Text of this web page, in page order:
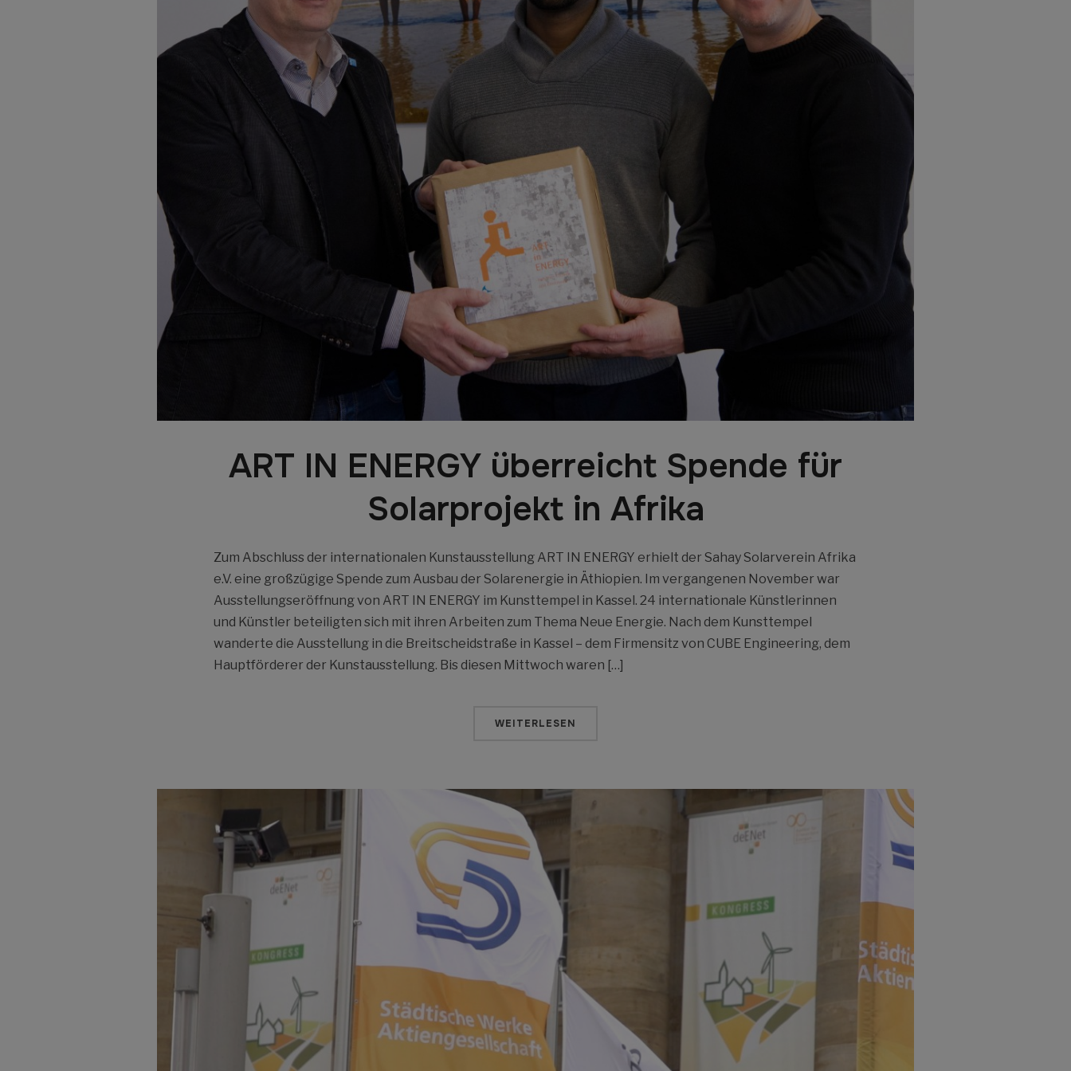
ART IN ENERGY überreicht Spende für
Solarprojekt in Afrika
Zum Abschluss der internationalen Kunstausstellung ART IN ENERGY erhielt der Sahay Solarverein Afrika
e.V. eine großzügige Spende zum Ausbau der Solarenergie in Äthiopien. Im vergangenen November war
Ausstellungseröffnung von ART IN ENERGY im Kunsttempel in Kassel. 24 internationale Künstlerinnen
und Künstler beteiligten sich mit ihren Arbeiten zum Thema Neue Energie. Nach dem Kunsttempel
wanderte die Ausstellung in die Breitscheidstraße in Kassel – dem Firmensitz von CUBE Engineering, dem
Hauptförderer der Kunstausstellung. Bis diesen Mittwoch waren […]
WEITERLESEN